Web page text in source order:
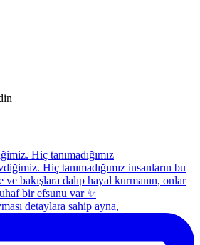
Hiç tanımadığımız
detaylara sahip ayna,